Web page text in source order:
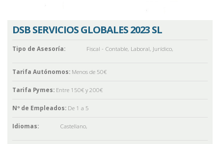
DSB SERVICIOS GLOBALES 2023 SL
Tipo de Asesoría: Fiscal - Contable, Laboral, Jurídico,
Tarifa Autónomos: Menos de 50€
Tarifa Pymes: Entre 150€ y 200€
Nº de Empleados: De 1 a 5
Idiomas: Castellano,